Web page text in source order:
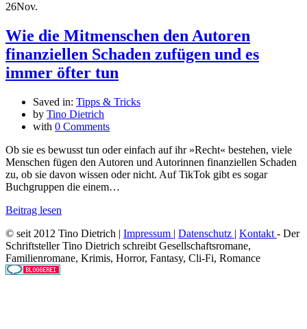
26Nov.
Wie die Mitmenschen den Autoren
finanziellen Schaden zufügen und es
immer öfter tun
Saved in: Tipps & Tricks
by Tino Dietrich
with 0 Comments
Ob sie es bewusst tun oder einfach auf ihr »Recht« bestehen, viele
Menschen fügen den Autoren und Autorinnen finanziellen Schaden
zu, ob sie davon wissen oder nicht. Auf TikTok gibt es sogar
Buchgruppen die einem…
Beitrag lesen
© seit 2012 Tino Dietrich | Impressum | Datenschutz | Kontakt - Der
Schriftsteller Tino Dietrich schreibt Gesellschaftsromane,
Familienromane, Krimis, Horror, Fantasy, Cli-Fi, Romance